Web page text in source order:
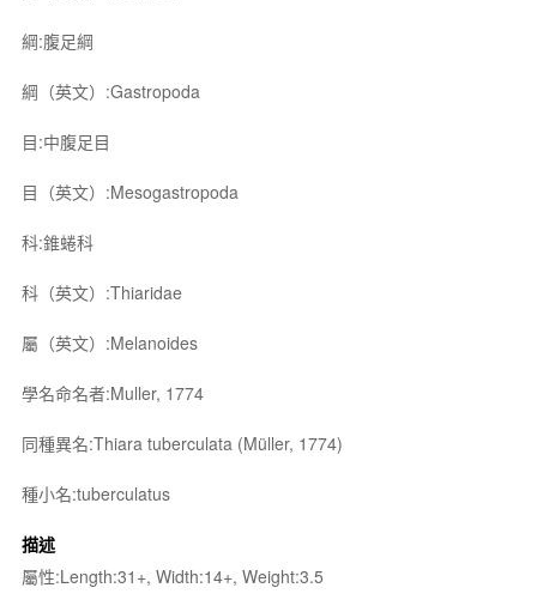
綱:腹足綱
綱（英文）:Gastropoda
目:中腹足目
目（英文）:Mesogastropoda
科:錐蜷科
科（英文）:Thiaridae
屬（英文）:Melanoides
學名命名者:Muller, 1774
同種異名:Thiara tuberculata (Müller, 1774)
種小名:tuberculatus
描述
屬性:Length:31+, Width:14+, Weight:3.5